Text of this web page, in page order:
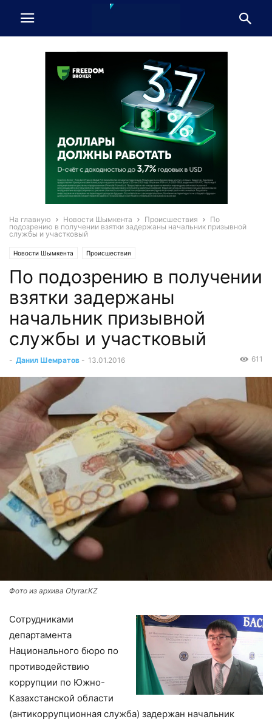
На главную Новости Шымкента Происшествия
По
подозрению в получении взятки задержаны начальник призывной
службы и участковый
Новости Шымкента Происшествия
По подозрению в получении
взятки задержаны
начальник призывной
службы и участковый
- Данил Шемратов - 13.01.2016 611
Фото из архива Otyrar.KZ
Сотрудниками
департамента
Национального бюро по
противодействию
коррупции по Южно-
Казахстанской области
(антикоррупционная служба) задержан начальник